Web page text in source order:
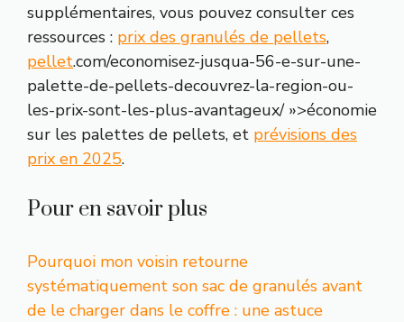
supplémentaires, vous pouvez consulter ces
ressources : prix des granulés de pellets,
pellet.com/economisez-jusqua-56-e-sur-une-
palette-de-pellets-decouvrez-la-region-ou-
les-prix-sont-les-plus-avantageux/ »>économie
sur les palettes de pellets, et prévisions des
prix en 2025.
Pour en savoir plus
Pourquoi mon voisin retourne
systématiquement son sac de granulés avant
de le charger dans le coffre : une astuce